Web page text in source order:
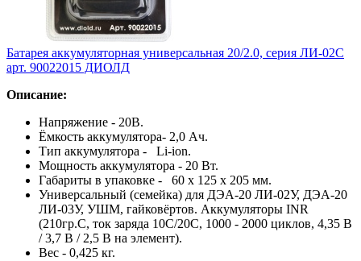
Батарея аккумуляторная универсальная 20/2.0, серия ЛИ-02С
арт. 90022015 ДИОЛД
Описание:
Напряжение - 20В.
Ёмкость аккумулятора- 2,0 Ач.
Тип аккумулятора - Li-ion.
Мощность аккумулятора - 20 Вт.
Габариты в упаковке - 60 x 125 x 205 мм.
Универсальный (семейка) для ДЭА-20 ЛИ-02У, ДЭА-20
ЛИ-03У, УШМ, гайковёртов. Аккумуляторы INR
(210гр.С, ток заряда 10С/20С, 1000 - 2000 циклов, 4,35 В
/ 3,7 В / 2,5 В на элемент).
Вес - 0,425 кг.